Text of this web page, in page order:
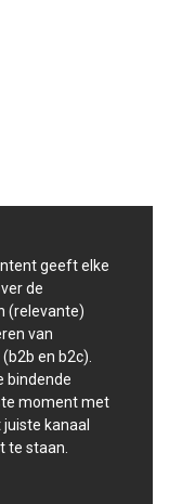
geeft elke
de
(relevante)
van
en b2c).
bindende
moment met
kanaal
te staan.